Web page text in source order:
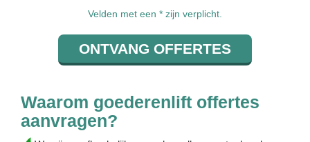
Velden met een * zijn verplicht.
Waarom goederenlift offertes
aanvragen?